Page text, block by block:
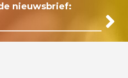
nieuwsbrief: